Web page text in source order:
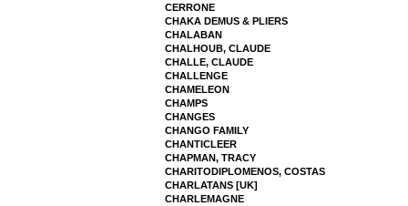
CERRONE
CHAKA DEMUS & PLIERS
CHALABAN
CHALHOUB, CLAUDE
CHALLE, CLAUDE
CHALLENGE
CHAMELEON
CHAMPS
CHANGES
CHANGO FAMILY
CHANTICLEER
CHAPMAN, TRACY
CHARITODIPLOMENOS, COSTAS
CHARLATANS [UK]
CHARLEMAGNE